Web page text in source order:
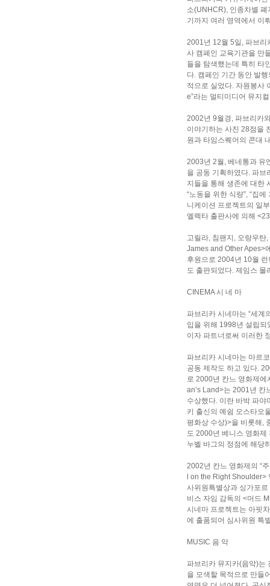
소(UNHCR), 인종차별
기까지 여러 영역에서 이
2001년 12월 5일, 파브리
사 캠페인 교육기관을 만
들을 탐색했는데 특히 타
다. 캠페인 기간 동안 발
적으로 실었다. 자원봉사
e”라는 멀티미디어 뮤지
2002년 9월경, 파브리카
이야기하는 사진 28점을
원과 타임스퀘어의 콘대
2003년 2월, 베네통과 유
을 공동 기획하였다. 파
지들을 통해 생존에 대한
“노동을 위한 식량”, “집
니케이션 프로젝트의 일
엘렉타 출판사에 의해
고릴라, 침팬지, 오랑우
James and Other Apes>
후원으로 2004년 10월
도 출판되었다. 제임스
CINEMA 시 네 마
파브리카 시네마는 “세계
입을 위해 1998년 설립되
이자 파트너로써 이러한
파브리카 시네마는 마르
공동 제작도 하고 있다.
로 2000년 칸느 영화제에
an’s Land>는 2001년 칸
수상했다. 이란 바박 파야
키 출신의 예쉼 오스타오
평화상 수상)>을 비롯해,
도 2000년 베니스 영화
누벨 바그의 정점에 해당
2002년 칸느 영화제의 “
l on the Right
사위원특별상과 싱가포
비스 자임 감독의 <머드
시네마 프로젝트는 아핏
에 출품되어 심사위원 특
MUSIC 음 악
파브리카 뮤지카(음악)는
을 모색할 목적으로 만들